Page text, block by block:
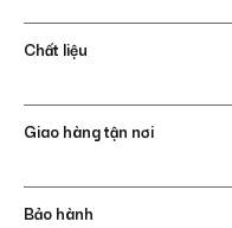
Chất liệu
Giao hàng tận nơi
Bảo hành